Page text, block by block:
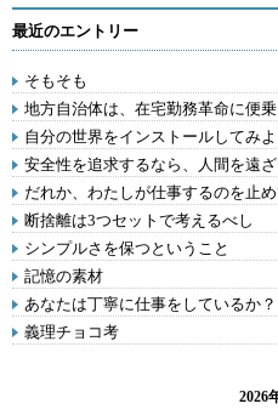
最近のエントリー
そもそも
地方自治体は、在宅勤務革命に便
自分の世界をインストールしてみよ
安全性を追求するなら、人間を遠
だれか、わたしが仕事するのを止
断捨離は3つセットで考えるべし
シンプルさを保つということ
記憶の素材
あなたは丁寧に仕事をしているか？
義理チョコ考
2026